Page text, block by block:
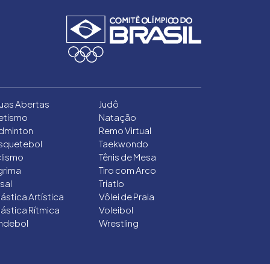
Abertas
Artística
Rítmica
Judô
Natação
Remo Virtual
Taekwondo
Tênis de Mesa
Tiro com Arco
Triatlo
Vôlei de Praia
Voleibol
Wrestling